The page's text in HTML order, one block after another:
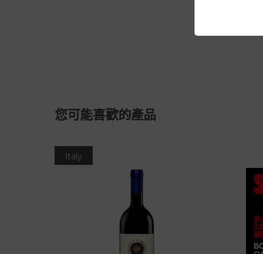
您可能喜歡的產品
Italy